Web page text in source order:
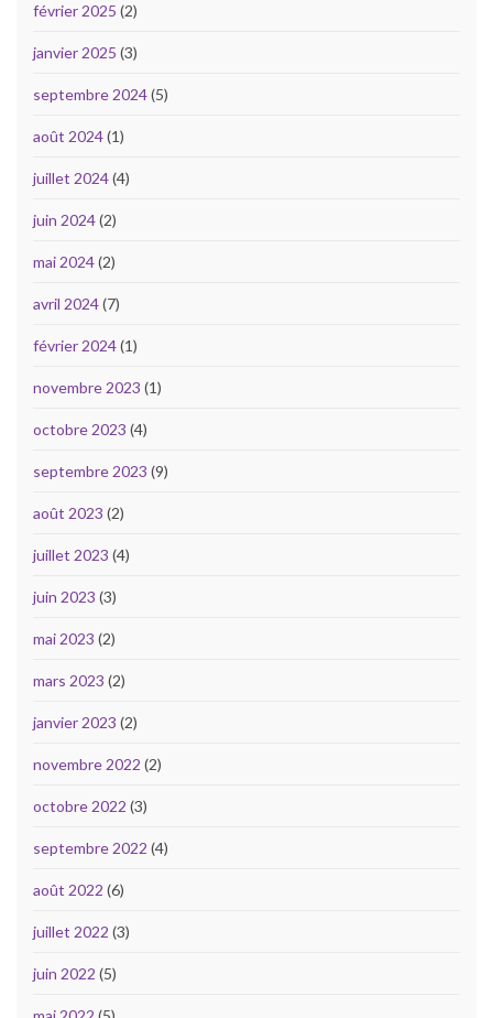
février 2025 (2)
janvier 2025 (3)
septembre 2024(5)
août 2024(1)
juillet 2024(4)
juin 2024(2)
mai 2024(2)
avril 2024(7)
février 2024(1)
novembre 2023 (1)
octobre 2023 (4)
septembre 2023 (9)
août 2023 (2)
juillet 2023 (4)
juin 2023 (3)
mai 2023 (2)
mars 2023 (2)
janvier 2023 (2)
novembre 2022 (2)
octobre 2022 (3)
septembre 2022 (4)
août 2022 (6)
juillet 2022 (3)
juin 2022 (5)